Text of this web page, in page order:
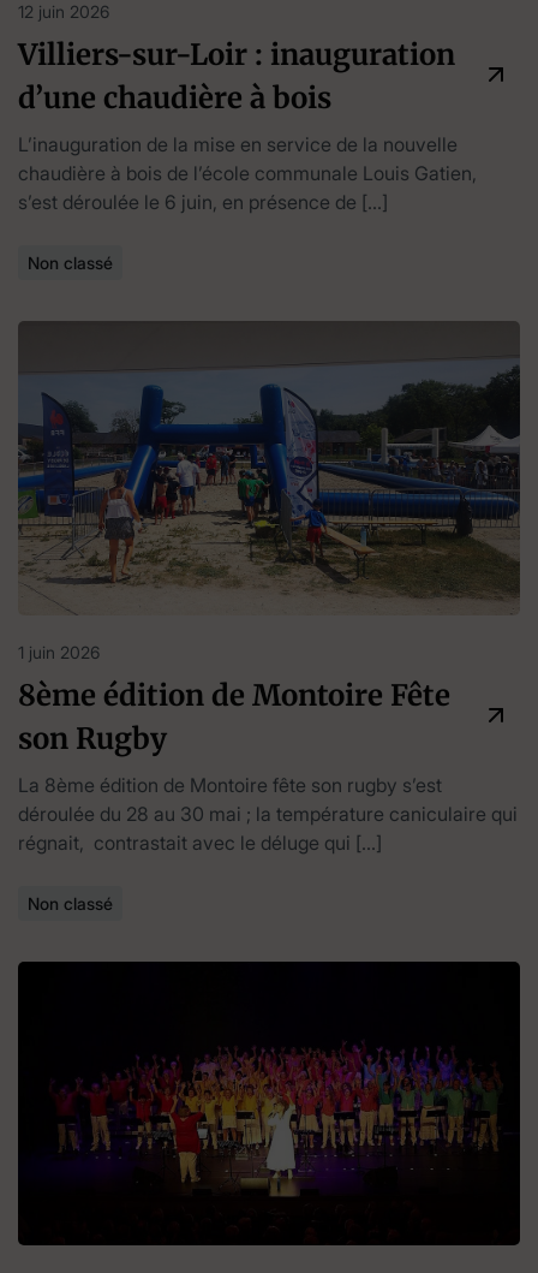
12 juin 2026
Villiers-sur-Loir : inauguration
d’une chaudière à bois
L’inauguration de la mise en service de la nouvelle
chaudière à bois de l’école communale Louis Gatien,
s’est déroulée le 6 juin, en présence de […]
Non classé
1 juin 2026
8ème édition de Montoire Fête
son Rugby
La 8ème édition de Montoire fête son rugby s’est
déroulée du 28 au 30 mai ; la température caniculaire qui
régnait, contrastait avec le déluge qui […]
Non classé